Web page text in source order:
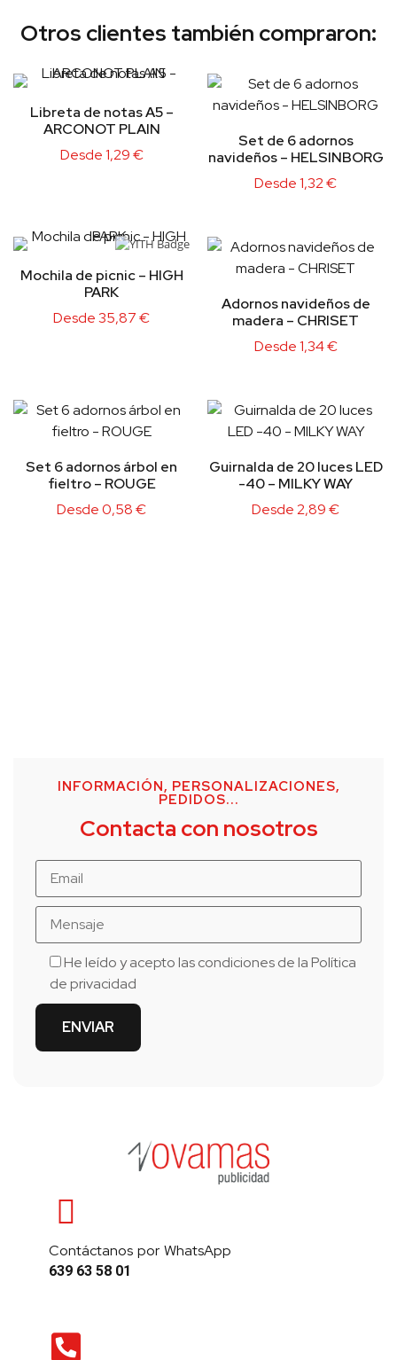
Otros clientes también compraron:
Libreta de notas A5 –
ARCONOT PLAIN
Desde1,29€
Set de 6 adornos
navideños – HELSINBORG
Desde1,32€
Mochila de picnic – HIGH
PARK
Desde35,87€
Adornos navideños de
madera – CHRISET
Desde1,34€
Set 6 adornos árbol en
fieltro – ROUGE
Desde0,58€
Guirnalda de 20 luces LED
-40 – MILKY WAY
Desde2,89€
INFORMACIÓN, PERSONALIZACIONES,
PEDIDOS...
Contacta con nosotros
He leído y acepto las condiciones de laPolítica
de privacidad
Contáctanos por WhatsApp
639 63 58 01